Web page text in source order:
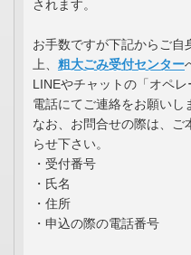
されます。
お手数ですが下記からご自
上、 粗大ごみ受付センター
LINEやチャットの「オペレ
電話にてご連絡をお願いし
なお、お問合せの際は、ご
らせ下さい。
・受付番号
・氏名
・住所
・申込の際の電話番号